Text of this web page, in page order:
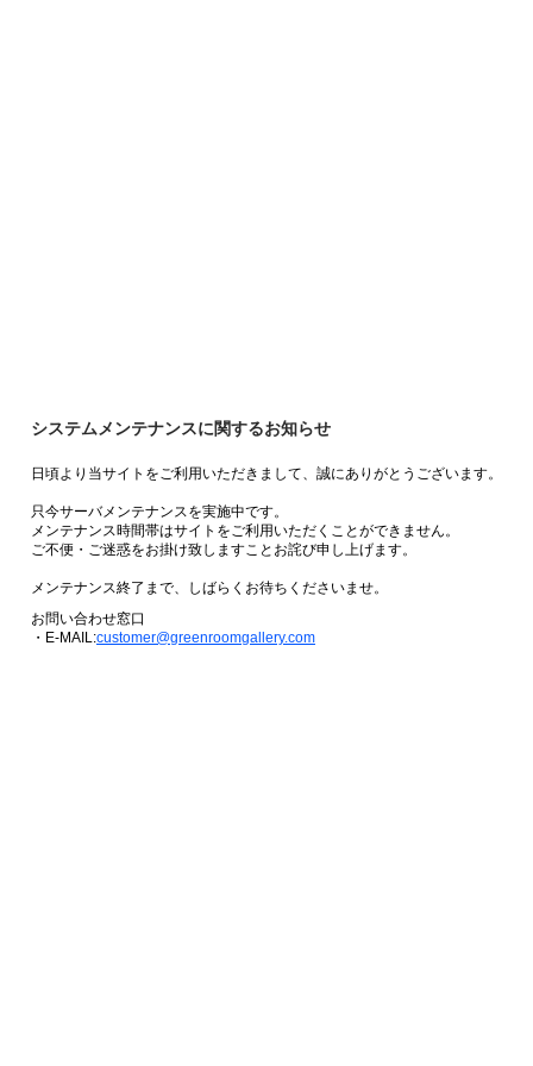
システムメンテナンスに関するお知らせ
日頃より当サイトをご利用いただきまして、誠にありがとうございます。
只今サーバメンテナンスを実施中です。
メンテナンス時間帯はサイトをご利用いただくことができません。
ご不便・ご迷惑をお掛け致しますことお詫び申し上げます。
メンテナンス終了まで、しばらくお待ちくださいませ。
お問い合わせ窓口
・E-MAIL:customer@greenroomgallery.com